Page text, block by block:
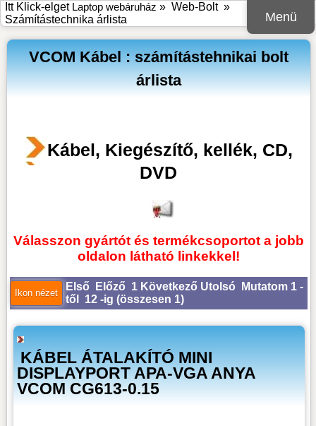
Menü
Itt Klick-elget Laptop webáruház » Web-Bolt»
Számítástechnika árlista
VCOM Kábel : számítástehnikai bolt
árlista
Kábel, Kiegészítő, kellék, CD,
DVD
Válasszon gyártót és termékcsoportot a jobb
oldalon látható linkekkel!
Első Előző 1 Következő Utolsó Mutatom 1 -
től 12 -ig (összesen 1)
KÁBEL ÁTALAKÍTÓ MINI
DISPLAYPORT APA-VGA ANYA
VCOM CG613-0.15